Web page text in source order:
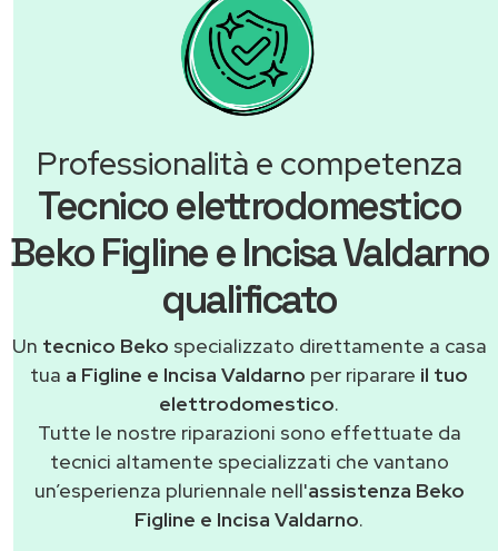
Professionalità e competenza
Tecnico elettrodomestico
Beko Figline e Incisa Valdarno
qualificato
Un tecnico Beko specializzato direttamente a casa
tua a Figline e Incisa Valdarno per riparare il tuo
elettrodomestico.
Tutte le nostre riparazioni sono effettuate da
tecnici altamente specializzati che vantano
un’esperienza pluriennale nell'assistenza Beko
Figline e Incisa Valdarno.